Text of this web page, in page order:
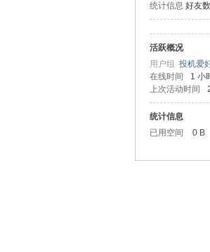
统计信息 好友
活跃概况
用户组 投机爱
在线时间
1 小
上次活动时间
统计信息
已用空间
0 B